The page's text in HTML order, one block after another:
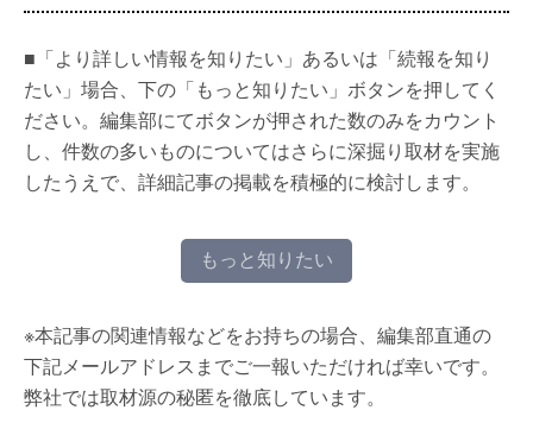
■「より詳しい情報を知りたい」あるいは「続報を知り
たい」場合、下の「もっと知りたい」ボタンを押してく
ださい。編集部にてボタンが押された数のみをカウント
し、件数の多いものについてはさらに深掘り取材を実施
したうえで、詳細記事の掲載を積極的に検討します。
もっと知りたい
※本記事の関連情報などをお持ちの場合、編集部直通の
下記メールアドレスまでご一報いただければ幸いです。
弊社では取材源の秘匿を徹底しています。